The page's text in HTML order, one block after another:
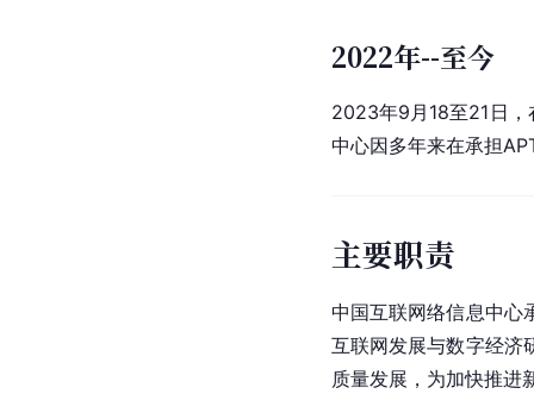
2022年--至今
2023年9月18至21日，
中心因多年来在承担
主要职责
中国互联网络信息中心
互联网发展与数字经济
质量发展，为加快推进